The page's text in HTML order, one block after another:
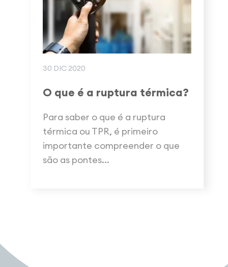
30 DIC 2020
O que é a ruptura térmica?
Para saber o que é a ruptura
térmica ou TPR, é primeiro
importante compreender o que
são as pontes...